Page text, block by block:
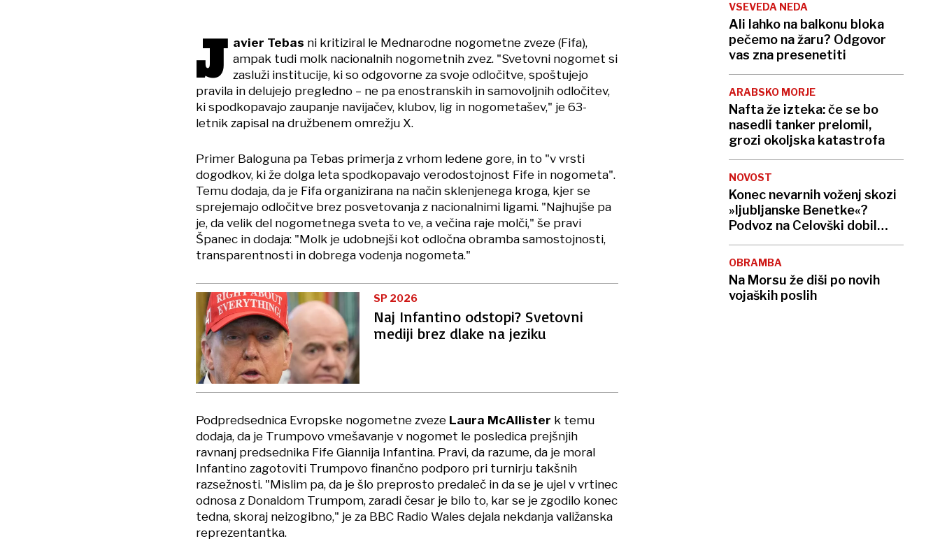
J avier Tebas ni kritiziral le Mednarodne nogometne zveze (Fifa),
ampak tudi molk nacionalnih nogometnih zvez. "Svetovni nogomet si
zasluži institucije, ki so odgovorne za svoje odločitve, spoštujejo
pravila in delujejo pregledno – ne pa enostranskih in samovoljnih odločitev,
ki spodkopavajo zaupanje navijačev, klubov, lig in nogometašev," je 63-
letnik zapisal na družbenem omrežju X.
Primer Baloguna pa Tebas primerja z vrhom ledene gore, in to "v vrsti
dogodkov, ki že dolga leta spodkopavajo verodostojnost Fife in nogometa".
Temu dodaja, da je Fifa organizirana na način sklenjenega kroga, kjer se
sprejemajo odločitve brez posvetovanja z nacionalnimi ligami. "Najhujše pa
je, da velik del nogometnega sveta to ve, a večina raje molči," še pravi
Španec in dodaja: "Molk je udobnejši kot odločna obramba samostojnosti,
transparentnosti in dobrega vodenja nogometa."
SP 2026
Naj Infantino odstopi? Svetovni
mediji brez dlake na jeziku
Podpredsednica Evropske nogometne zveze Laura McAllister k temu
dodaja, da je Trumpovo vmešavanje v nogomet le posledica prejšnjih
ravnanj predsednika Fife Giannija Infantina. Pravi, da razume, da je moral
Infantino zagotoviti Trumpovo finančno podporo pri turnirju takšnih
razsežnosti. "Mislim pa, da je šlo preprosto predaleč in da se je ujel v vrtinec
odnosa z Donaldom Trumpom, zaradi česar je bilo to, kar se je zgodilo konec
tedna, skoraj neizogibno," je za BBC Radio Wales dejala nekdanja valižanska
reprezentantka.
VSEVEDA NEDA
Ali lahko na balkonu bloka
pečemo na žaru? Odgovor
vas zna presenetiti
ARABSKO MORJE
Nafta že izteka: če se bo
nasedli tanker prelomil,
grozi okoljska katastrofa
NOVOST
Konec nevarnih voženj skozi
»ljubljanske Benetke«?
Podvoz na Celovški dobil
pametni semafor
OBRAMBA
Na Morsu že diši po novih
vojaških poslih